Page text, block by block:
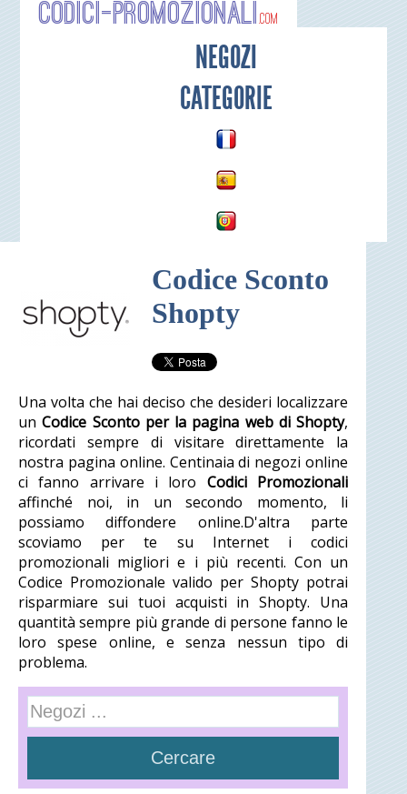
Codici-
NEGOZI
CATEGORIE
Codice Sconto
Shopty
Una volta che hai deciso che desideri localizzare
unCodice Sconto per la pagina web di Shopty,
ricordati sempre di visitare direttamente la
nostra pagina online. Centinaia di negozi online
ci fanno arrivare i loro Codici Promozionali
affinché noi, in un secondo momento, li
possiamo diffondere online.D'altra parte
scoviamo per te su Internet i codici
promozionali migliori e i più recenti. Con un
Codice Promozionale valido per Shopty potrai
risparmiare sui tuoi acquisti in Shopty. Una
quantità sempre più grande di persone fanno le
loro spese online, e senza nessun tipo di
problema.